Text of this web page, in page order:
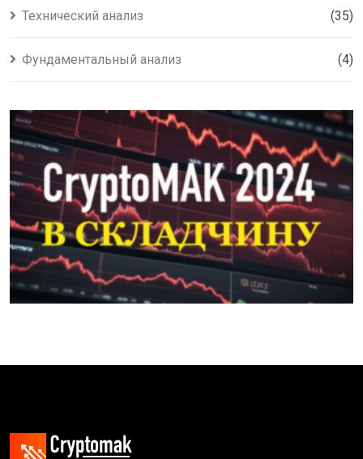
Технический анализ (35)
Фундаментальный анализ (4)